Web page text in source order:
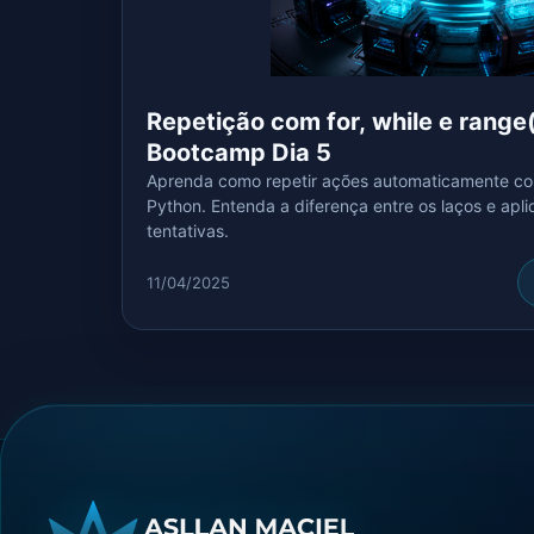
Repetição com for, while e
Bootcamp Dia 5
Aprenda como repetir ações automaticamente
Python. Entenda a diferença entre os laços e
tentativas.
11/04/2025